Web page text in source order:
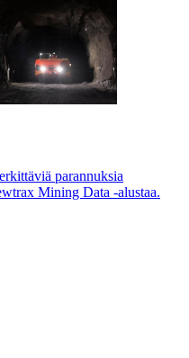
parannuksia
Mining Data -alustaa.